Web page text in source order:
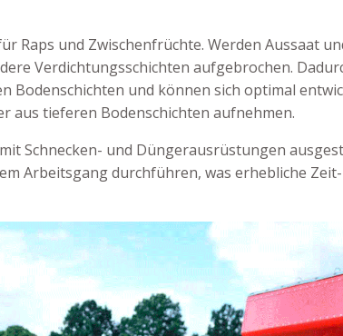
Raps und Zwischenfrüchte. Werden Aussaat
Verdichtungsschichten aufgebrochen.
Bodenschichten und können sich optimal
aus tieferen Bodenschichten aufnehmen.
Schnecken- und Düngerausrüstungen
Arbeitsgang durchführen, was erhebliche